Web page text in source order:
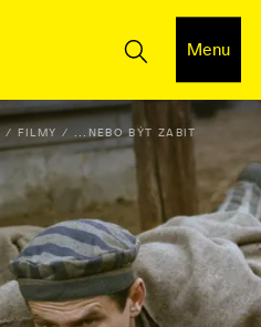
Menu
FILMY ...NEBO BÝT ZABIT